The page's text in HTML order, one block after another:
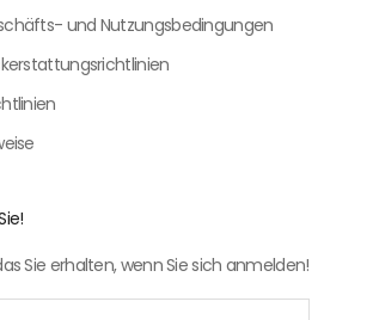
und Nutzungsbedingungen
Sie erhalten, wenn Sie sich anmelden!